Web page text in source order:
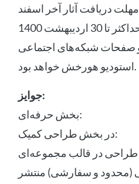
دریافت آثار آخر اسفند
۱۳۹۹ و زمان اعلام نتایج حداکثر تا 30 اردیبهشت 1400
صفحات شبکه‌های اجتماعی
استودیو هورخش خواهد بود.
جوایز:
بخش حرفه‌ای:
در بخش طراحی کمیک:
طراحی در قالب مجموعه‌ای
(محدود و سفارشی) منتشر